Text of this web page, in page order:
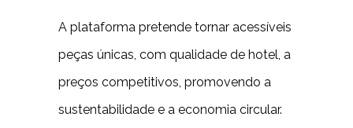
A plataforma pretende tornar acessíveis
peças únicas, com qualidade de hotel, a
preços competitivos, promovendo a
sustentabilidade e a economia circular.